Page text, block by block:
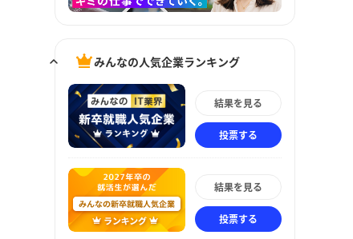
みんなの人気企業ランキング
結果を見る
投票する
結果を見る
投票する